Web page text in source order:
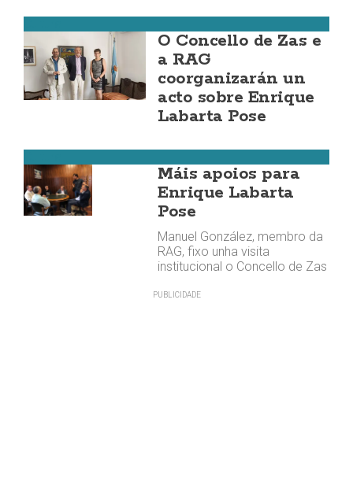
O Concello de Zas e
a RAG
coorganizarán un
acto sobre Enrique
Labarta Pose
Máis apoios para
Enrique Labarta
Pose
Manuel González, membro da
RAG, fixo unha visita
institucional o Concello de Zas